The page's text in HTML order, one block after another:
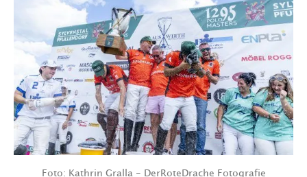
Foto: Kathrin Gralla - DerRoteDrache Fotografie